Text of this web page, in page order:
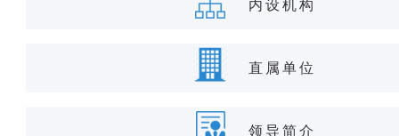
内设机构
直属单位
领导简介